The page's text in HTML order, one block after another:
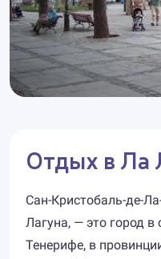
Отдых в Ла
Сан-Кристобаль-де-
Лагуна, — это город в
Тенерифе, в